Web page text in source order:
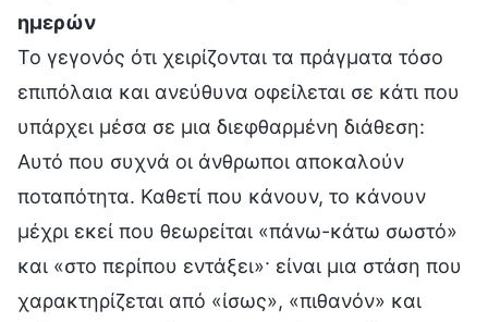
ημερών
Το γεγονός ότι χειρίζονται τα πράγματα τόσο
επιπόλαια και ανεύθυνα οφείλεται σε κάτι που
υπάρχει μέσα σε μια διεφθαρμένη διάθεση:
Αυτό που συχνά οι άνθρωποι αποκαλούν
ποταπότητα. Καθετί που κάνουν, το κάνουν
μέχρι εκεί που θεωρείται «πάνω-κάτω σωστό»
και «στο περίπου εντάξει»· είναι μια στάση που
χαρακτηρίζεται από «ίσως», «πιθανόν» και